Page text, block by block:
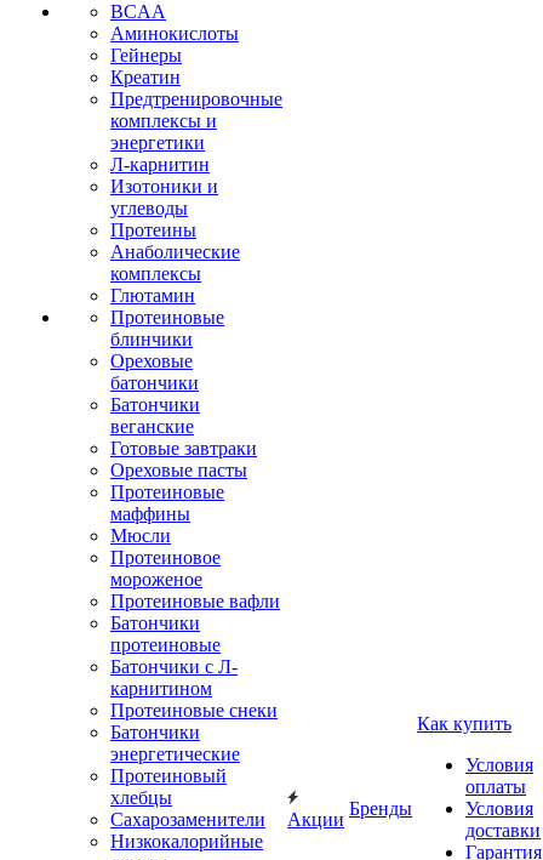
BCAA
Аминокислоты
Гейнеры
Креатин
Предтренировочные
комплексы и
энергетики
Л-карнитин
Изотоники и
углеводы
Протеины
Анаболические
комплексы
Глютамин
Протеиновые
блинчики
Ореховые
батончики
Батончики
веганские
Готовые завтраки
Ореховые пасты
Протеиновые
маффины
Мюсли
Протеиновое
мороженое
Протеиновые вафли
Батончики
протеиновые
Батончики с Л-
карнитином
Протеиновые снеки
Батончики
энергетические
Протеиновый
хлебцы
Сахарозаменители
Низкокалорийные
Акции
Бренды
Как купить
Условия
оплаты
Условия
доставки
Гарантия